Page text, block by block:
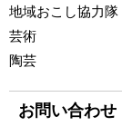
地域おこし協力隊
芸術
陶芸
お問い合わせ